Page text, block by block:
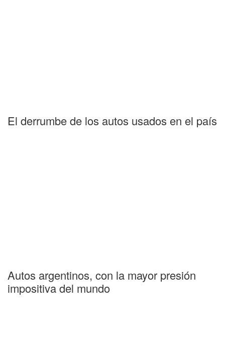
El derrumbe de los autos usados en el país
Autos argentinos, con la mayor presión
impositiva del mundo